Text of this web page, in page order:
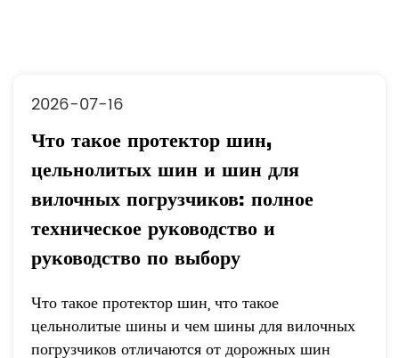
2026-07-09
Что такое цельнолитые шины и как
они повышают долговечность,
производительность и надежность в
различных областях применения?
Износ шин, цельнолитые шины и какое
решение подойдет вашей ситуации Шины
изнашиваются изнутри в первую очередь из-за
отрицательного развала коле...